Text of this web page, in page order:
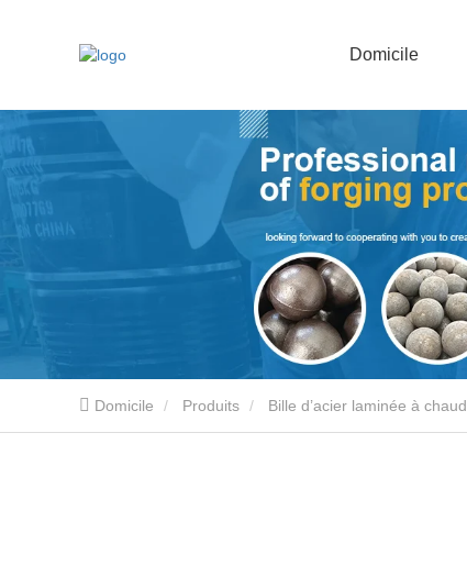
Domicile
Domicile Produits Bille d’acier laminée à chaud